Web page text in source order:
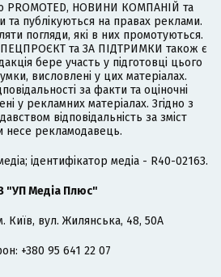
PROMOTED, НОВИНИ КОМПАНІЙ та
публікуються на правах реклами.
погляди, які в них промотуються.
та ЗА ПІДТРИМКИ також є
бере участь у підготовці цього
висловлені у цих матеріалах.
за факти та оціночні
у рекламних матеріалах. Згідно з
відповідальність за зміст
несе рекламодавець.
ідентифікатор медіа - R40-02163.
"УП Медіа Плюс"
Київ, вул. Жилянська, 48, 50А
+380 95 641 22 07